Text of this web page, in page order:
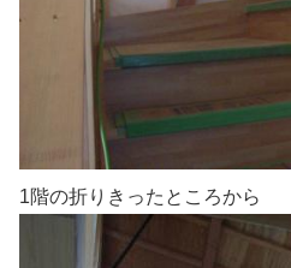
1階の折りきったところから